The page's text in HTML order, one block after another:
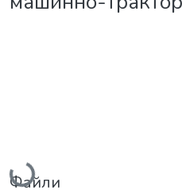
Вантажиться...
Файли